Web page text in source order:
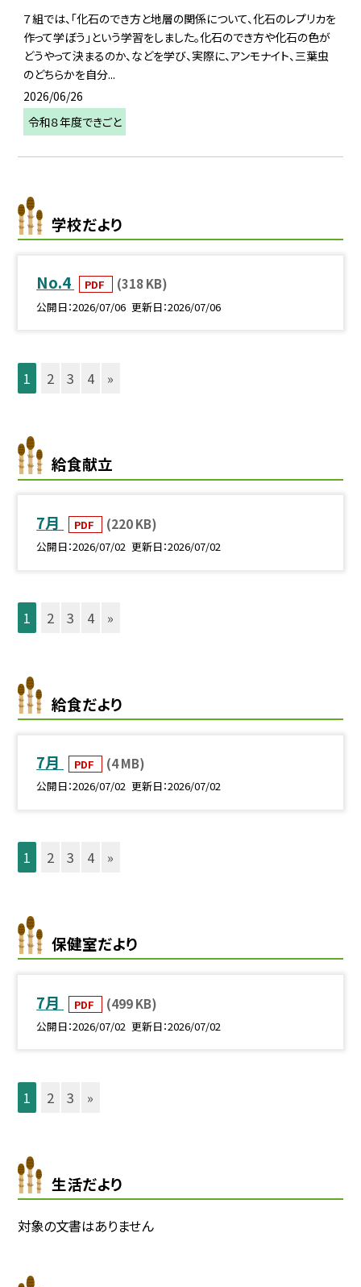
７組では、「化石のでき方と地層の関係について、化石のレプリカを
作って学ぼう」という学習をしました。化石のでき方や化石の色が
どうやって決まるのか、などを学び、実際に、アンモナイト、三葉虫
のどちらかを自分...
2026/06/26
令和８年度できごと
学校だより
No.4 PDF (318 KB)
公開日 2026/07/06 更新日 2026/07/06
1 2 3 4 »
給食献立
7月 PDF (220 KB)
公開日 2026/07/02 更新日 2026/07/02
1 2 3 4 »
給食だより
7月 PDF (4 MB)
公開日 2026/07/02 更新日 2026/07/02
1 2 3 4 »
保健室だより
7月 PDF (499 KB)
公開日 2026/07/02 更新日 2026/07/02
1 2 3 »
生活だより
対象の文書はありません